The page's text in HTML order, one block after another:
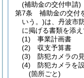
(補助金の交付申請)
第7条
補助金の交付
いう。)は、丹波市
に掲げる書類を添
(1)
事業計画書
(2)
収支予算書
(3)
防犯カメラの
(4)
防犯カメラを
(箇所ごと)